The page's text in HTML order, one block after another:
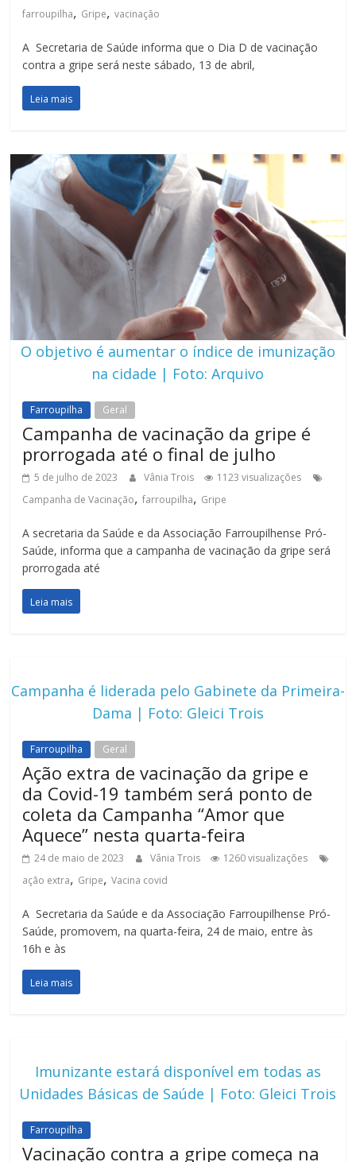
farroupilha, Gripe,vacinação
A Secretaria de Saúde informa que o Dia D de vacinação
contra a gripe será neste sábado, 13 de abril,
Leia mais
O objetivo é aumentar o índice de imunização
na cidade | Foto: Arquivo
Farroupilha Geral
Campanha de vacinação da gripe é
prorrogada até o final de julho
5 de julho de 2023 Vânia Trois
1123 visualizações
Campanha de Vacinação,farroupilha, Gripe
A secretaria da Saúde e da Associação Farroupilhense Pró-
Saúde, informa que a campanha de vacinação da gripe será
prorrogada até
Leia mais
Campanha é liderada pelo Gabinete da Primeira-
Dama | Foto: Gleici Trois
Farroupilha Geral
Ação extra de vacinação da gripe e
da Covid-19 também será ponto de
coleta da Campanha “Amor que
Aquece” nesta quarta-feira
24 de maio de 2023 Vânia Trois
1260 visualizações
ação extra, Gripe,Vacina covid
A Secretaria da Saúde e da Associação Farroupilhense Pró-
Saúde, promovem, na quarta-feira, 24 de maio, entre às
16h e às
Leia mais
Imunizante estará disponível em todas as
Unidades Básicas de Saúde | Foto: Gleici Trois
Farroupilha
Vacinação contra a gripe começa na